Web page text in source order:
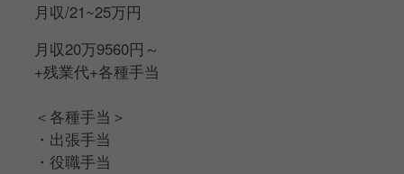
月収/21~25万円
月収20万9560円～
+残業代+各種手当
＜各種手当＞
・出張手当
・役職手当